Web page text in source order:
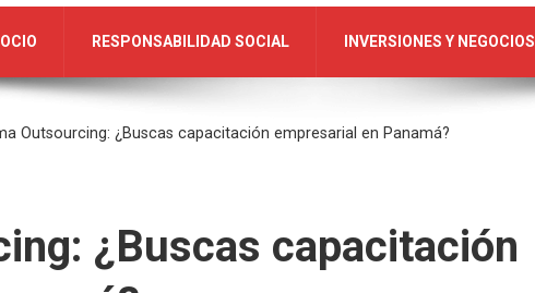
RESPONSABILIDAD SOCIAL INVERSIONES Y NEGOCIOS
Outsourcing: ¿Buscas capacitación empresarial en Panamá?
¿Buscas capacitación